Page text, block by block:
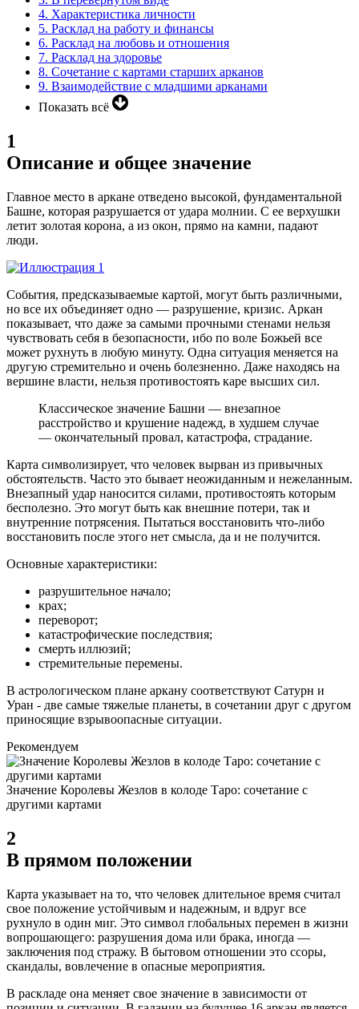
4. Характеристика личности
5. Расклад на работу и финансы
6. Расклад на любовь и отношения
7. Расклад на здоровье
8. Сочетание с картами старших арканов
9. Взаимодействие с младшими арканами
Показать всё
1
Описание и общее значение
Главное место в аркане отведено высокой, фундаментальной
Башне, которая разрушается от удара молнии. С ее верхушки
летит золотая корона, а из окон, прямо на камни, падают
люди.
События, предсказываемые картой, могут быть различными,
но все их объединяет одно — разрушение, кризис. Аркан
показывает, что даже за самыми прочными стенами нельзя
чувствовать себя в безопасности, ибо по воле Божьей все
может рухнуть в любую минуту. Одна ситуация меняется на
другую стремительно и очень болезненно. Даже находясь на
вершине власти, нельзя противостоять каре высших сил.
Классическое значение Башни — внезапное
расстройство и крушение надежд, в худшем случае
— окончательный провал, катастрофа, страдание.
Карта символизирует, что человек вырван из привычных
обстоятельств. Часто это бывает неожиданным и нежеланным.
Внезапный удар наносится силами, противостоять которым
бесполезно. Это могут быть как внешние потери, так и
внутренние потрясения. Пытаться восстановить что-либо
восстановить после этого нет смысла, да и не получится.
Основные характеристики:
разрушительное начало;
крах;
переворот;
катастрофические последствия;
смерть иллюзий;
стремительные перемены.
В астрологическом плане аркану соответствуют Сатурн и
Уран - две самые тяжелые планеты, в сочетании друг с другом
приносящие взрывоопасные ситуации.
Рекомендуем
Значение Королевы Жезлов в колоде Таро: сочетание с
другими картами
2
В прямом положении
Карта указывает на то, что человек длительное время считал
свое положение устойчивым и надежным, и вдруг все
рухнуло в один миг. Это символ глобальных перемен в жизни
вопрошающего: разрушения дома или брака, иногда —
заключения под стражу. В бытовом отношении это ссоры,
скандалы, вовлечение в опасные мероприятия.
В раскладе она меняет свое значение в зависимости от